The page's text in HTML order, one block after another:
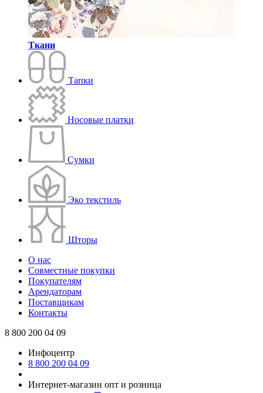
Ткани
Тапки
Носовые платки
Сумки
Эко текстиль
Шторы
О нас
Совместные покупки
Покупателям
Арендаторам
Поставщикам
Контакты
8 800 200 04 09
Инфоцентр
8 800 200 04 09
Интернет-магазин опт и розница